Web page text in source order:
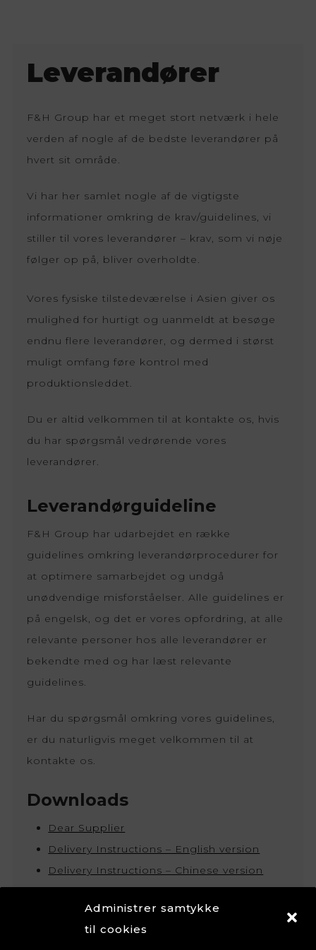
Administrer samtykke
til cookies
Leverandører
F&H Group har et meget stort netværk i hele
verden af nogle af de bedste leverandører på
hvert sit område.
Vi har her samlet nogle af de vigtigste
informationer omkring de krav/guidelines, vi
stiller til vores leverandører – krav, som vi nøje
følger op på, bliver overholdte.
Vores fysiske tilstedeværelse i Asien giver os
mulighed for hurtigt og uanmeldt at besøge
endnu flere leverandører, og dermed i størst
muligt omfang føre kontrol med
produktionsleddet.
Du er altid velkommen til at kontakte os, hvis
du har spørgsmål vedrørende vores
leverandører.
Leverandørguideline
F&H Group har udarbejdet en række
guidelines omkring leverandørprocedurer for
at optimere samarbejdet og undgå
unødvendige misforståelser. Alle guidelines er
på engelsk, og det er vores opfordring, at alle
relevante personer hos alle leverandører er
bekendte med og har læst relevante
guidelines.
Har du spørgsmål omkring vores guidelines,
er du naturligvis meget velkommen til at
kontakte os.
Downloads
Dear Supplier
Delivery Instructions – English version
Delivery Instructions – Chinese version
Code of Conduct – Chinese version
Supplier Guide – English version